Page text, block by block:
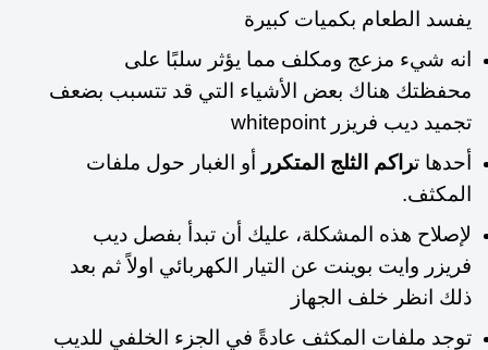
يفسد الطعام بكميات كبيرة
انه شيء مزعج ومكلف مما يؤثر سلبًا على
محفظتك هناك بعض الأشياء التي قد تتسبب بضعف
تجميد ديب فريزر whitepoint
أحدها تراكم الثلج المتكرر أو الغبار حول ملفات
المكثف.
لإصلاح هذه المشكلة، عليك أن تبدأ بفصل ديب
فريزر وايت بوينت عن التيار الكهربائي اولاً ثم بعد
ذلك انظر خلف الجهاز
توجد ملفات المكثف عادةً في الجزء الخلفي للديب